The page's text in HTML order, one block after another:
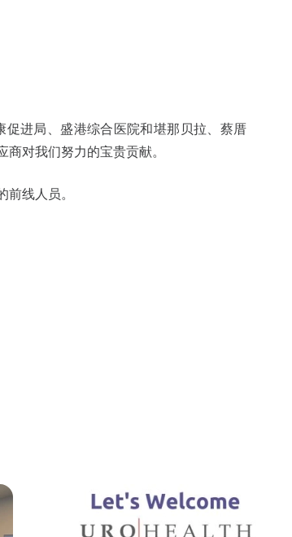
进局、盛港综合医院和堪那贝拉、蔡厝
对我们努力的宝贵贡献。
线人员。